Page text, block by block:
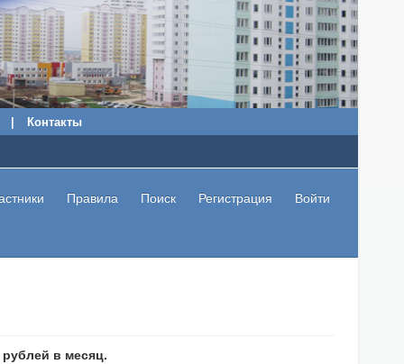
Контакты
Правила Поиск Регистрация Войти
рублей в месяц.